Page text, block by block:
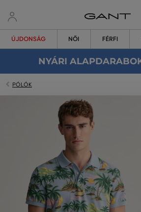
ÚJDONSÁG NŐI FÉRFI
NYÁRI
PÓLÓK